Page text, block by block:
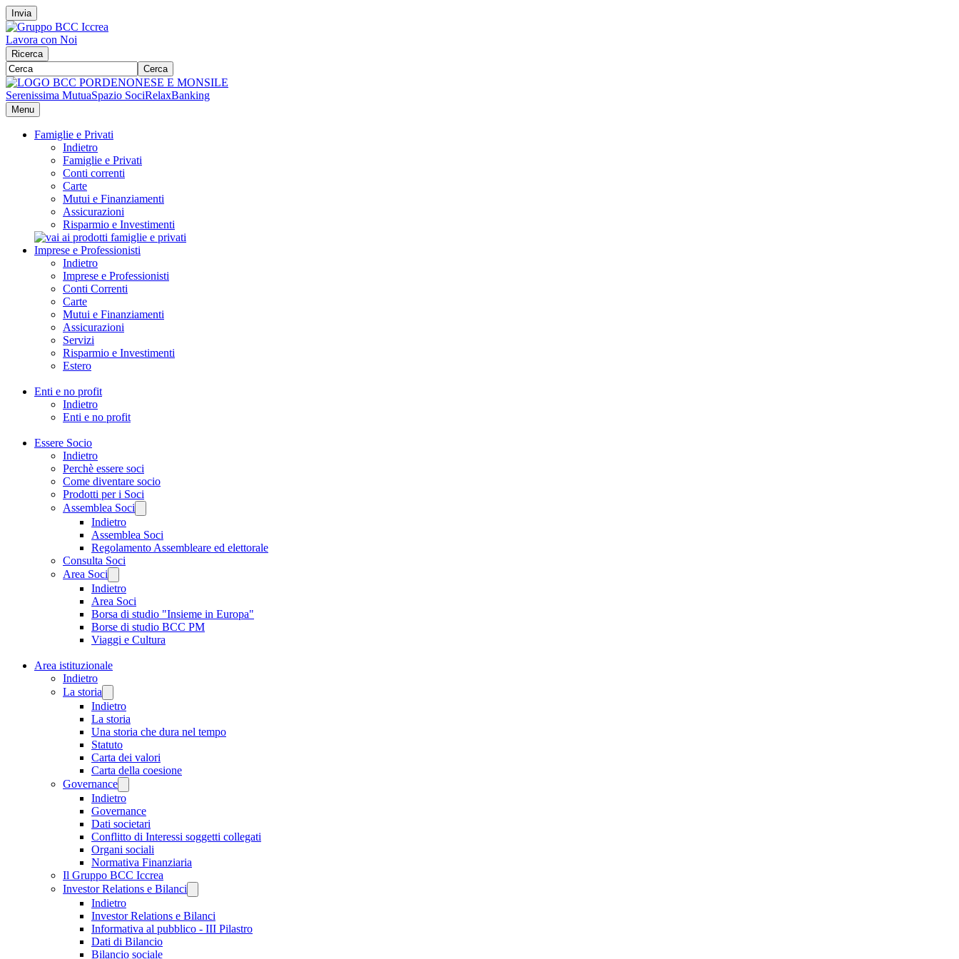
Invia
Lavora con Noi
Ricerca
Cerca
Serenissima MutuaSpazio SociRelaxBanking
Menu
Famiglie e Privati
Indietro
Famiglie e Privati
Conti correnti
Carte
Mutui e Finanziamenti
Assicurazioni
Risparmio e Investimenti
Imprese e Professionisti
Indietro
Imprese e Professionisti
Conti Correnti
Carte
Mutui e Finanziamenti
Assicurazioni
Servizi
Risparmio e Investimenti
Estero
Enti e no profit
Indietro
Enti e no profit
Essere Socio
Indietro
Perchè essere soci
Come diventare socio
Prodotti per i Soci
Assemblea Soci
Indietro
Assemblea Soci
Regolamento Assembleare ed elettorale
Consulta Soci
Area Soci
Indietro
Area Soci
Borsa di studio "Insieme in Europa"
Borse di studio BCC PM
Viaggi e Cultura
Area istituzionale
Indietro
La storia
Indietro
La storia
Una storia che dura nel tempo
Statuto
Carta dei valori
Carta della coesione
Governance
Indietro
Governance
Dati societari
Conflitto di Interessi soggetti collegati
Organi sociali
Normativa Finanziaria
Il Gruppo BCC Iccrea
Investor Relations e Bilanci
Indietro
Investor Relations e Bilanci
Informativa al pubblico - III Pilastro
Dati di Bilancio
Bilancio sociale